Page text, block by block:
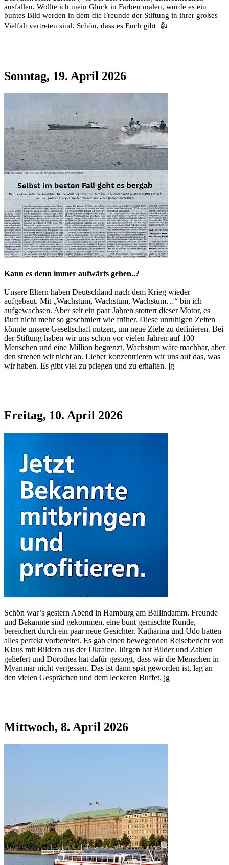
ausfallen. Wollte ich mein Glück in Farben malen, würde es ein
buntes Bild werden in dem die Freunde der Stiftung in ihrer großes
Vielfalt vertreten sind. Schön, dass es Euch gibt 👍
Sonntag, 19. April 2026
Kann es denn immer aufwärts gehen..?
Unsere Eltern haben Deutschland nach dem Krieg wieder
aufgebaut. Mit „Wachstum, Wachstum, Wachstum…“ bin ich
aufgewachsen. Aber seit ein paar Jahren stottert dieser Motor, es
läuft nicht mehr so geschmiert wie früher. Diese unruhigen Zeiten
könnte unsere Gesellschaft nutzen, um neue Ziele zu definieren. Bei
der Stiftung haben wir uns schon vor vielen Jahren auf 100
Menschen und eine Million begrenzt. Wachstum wäre machbar, aber
den streben wir nicht an. Lieber konzentrieren wir uns auf das, was
wir haben. Es gibt viel zu pflegen und zu erhalten. jg
Freitag, 10. April 2026
Schön war’s gestern Abend in Hamburg am Ballindamm. Freunde
und Bekannte sind gekommen, eine bunt gemischte Runde,
bereichert durch ein paar neue Gesichter. Katharina und Udo hatten
alles perfekt vorbereitet. Es gab einen bewegenden Reisebericht von
Klaus mit Bildern aus der Ukraine. Jürgen hat Bilder und Zahlen
geliefert und Dorothea hat dafür gesorgt, dass wir die Menschen in
Myanmar nicht vergessen. Das ist dann spät geworden ist, lag an
den vielen Gesprächen und dem leckeren Buffet. jg
Mittwoch, 8. April 2026